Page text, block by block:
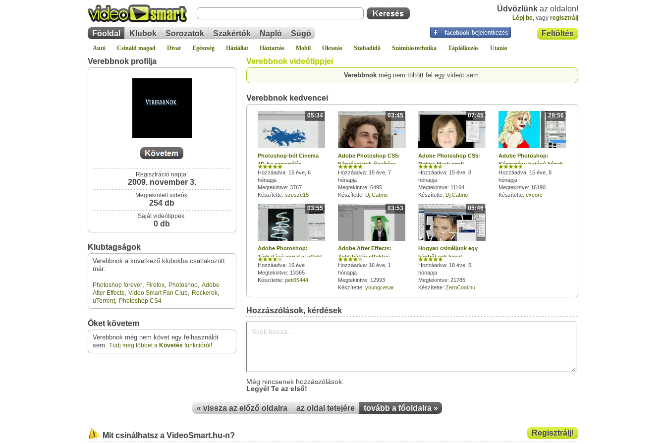
Üdvözlünk az oldalon!
Lépj be, vagy regisztrálj
Feltöltés
Főoldal Klubok Sorozatok Szakértők Napló Súgó
Autó Csináld magad Divat Egészség Háziállat Háztartás Mobil Oktatás Szabadidő Számítástechnika Táplálkozás Utazás
Verebbnok profilja
Regisztráció napja:
2009. november 3.
Megtekintett videók:
254 db
Saját videótippek:
0 db
Klubtagságok
Verebbnok a következő klubokba csatlakozott
már:
Photoshop forever, Firefox, Photoshop, Adobe
After Effects, Video Smart Fan Club, Rockerek,
uTorrent, Photoshop CS4
Őket követem
Verebbnok még nem követ egy felhasználót
sem. Tudj meg többet a Követés funkcióról !
Verebbnok videótippjei
Verebbnok még nem töltött fel egy videót sem.
Verebbnok kedvencei
Photoshop-ból Cinema
4D-be exportálás
egyszerűen
05:34
Hozzáadva: 15 éve, 6
hónapja
Megtekintve: 3767
Készítette: szesze15
Adobe Photoshop CS5:
Képrészletek élesítése
03:45
Hozzáadva: 15 éve, 7
hónapja
Megtekintve: 6495
Készítette: Dj.Cabrio
Adobe Photoshop CS5:
Refine Mask profi
kijelölésekhez
07:45
Hozzáadva: 15 éve, 8
hónapja
Megtekintve: 11164
Készítette: Dj.Cabrio
Adobe Photoshop:
Képregény hatású képek
készítése
29:56
Hozzáadva: 15 éve, 8
hónapja
Megtekintve: 16190
Készítette: excore
Adobe Photoshop:
Térhatású vonalas effekt
készítés egyszerűen
03:55
Hozzáadva: 16 éve
Megtekintve: 13365
Készítette: peti65444
Adobe After Effects:
Zöld-háttér effektus
03:53
Hozzáadva: 16 éve, 1
hónapja
Megtekintve: 12993
Készítette: youngcesar
Hogyan csináljunk egy
képből sok kicsit
Photoshopban?
05:46
Hozzáadva: 18 éve, 5
hónapja
Megtekintve: 21785
Készítette: ZeroCool.hu
Hozzászólások, kérdések
Még nincsenek hozzászólások.
Legyél Te az első!
« vissza az előző oldalra az oldal tetejére tovább a főoldalra »
Regisztrálj!
Mit csinálhatsz a VideoSmart.hu-n?